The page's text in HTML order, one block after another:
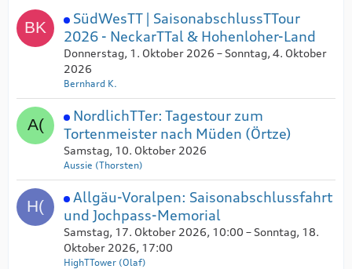
SüdWesTT | SaisonabschlussTTour
2026 - NeckarTTal & Hohenloher-Land
Donnerstag, 1. Oktober 2026 – Sonntag, 4. Oktober
2026
Bernhard K.
NordlichTTer: Tagestour zum
Tortenmeister nach Müden (Örtze)
Samstag, 10. Oktober 2026
Aussie (Thorsten)
Allgäu-Voralpen: Saisonabschlussfahrt
und Jochpass-Memorial
Samstag, 17. Oktober 2026, 10:00 – Sonntag, 18.
Oktober 2026, 17:00
HighTTower (Olaf)